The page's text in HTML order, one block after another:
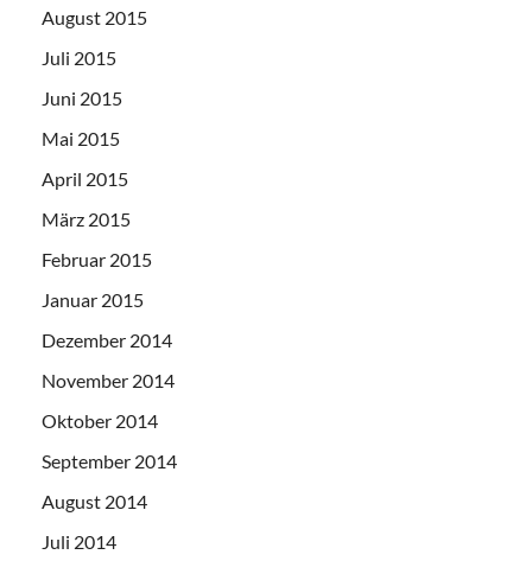
August 2015
Juli 2015
Juni 2015
Mai 2015
April 2015
März 2015
Februar 2015
Januar 2015
Dezember 2014
November 2014
Oktober 2014
September 2014
August 2014
Juli 2014